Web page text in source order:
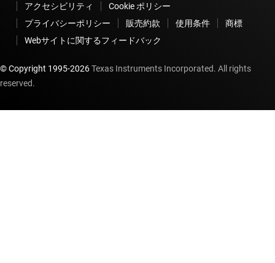
アクセシビリティ
Cookie ポリシー
プライバシーポリシー
販売約款 使用条件
商標
Webサイトに関するフィードバック
© Copyright 1995-2026Texas Instruments Incorporated. All rights
reserved.